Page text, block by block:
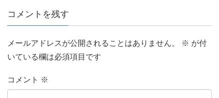
コメントを残す
メールアドレスが公開されることはありません。 ※ が付
いている欄は必須項目です
コメント ※